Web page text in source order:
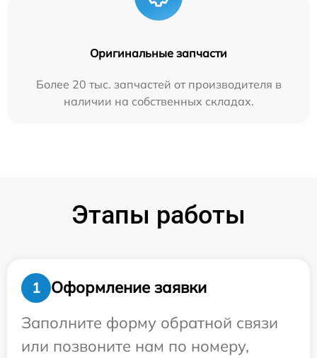
Оригинальные запчасти
Более 20 тыс. запчастей от производителя в
наличии на собственных складах.
Этапы работы
1
Оформление заявки
Заполните форму обратной связи
или позвоните нам по номеру,